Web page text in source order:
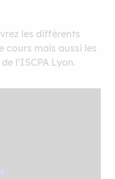
les différents
cours mais aussi les
l’ISCPA Lyon.